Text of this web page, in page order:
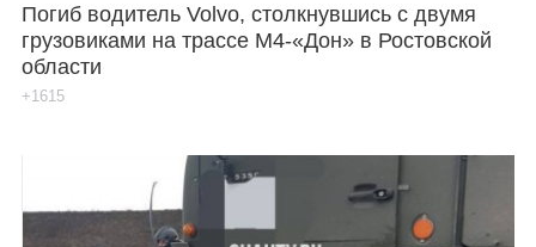
Погиб водитель Volvo, столкнувшись с двумя
грузовиками на трассе М4-«Дон» в Ростовской
области
+1615